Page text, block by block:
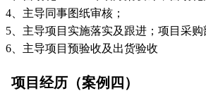
4、主导同事图纸审核；
5、主导项目实施落实及跟进；项目采
6、主导项目预验收及出货验收
项目经历（案例四）